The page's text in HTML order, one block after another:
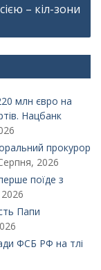
– кіл-зони
млн євро на
Нацбанк
прокурор
2026
поїде з
Папи
ФСБ РФ на тлі